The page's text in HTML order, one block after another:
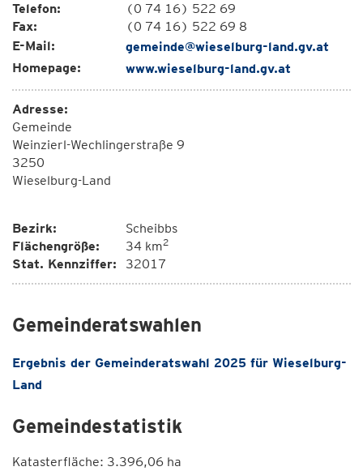
Telefon:
(0 74 16) 522 69
Fax:
(0 74 16) 522 69 8
E-Mail:
gemeinde@wieselburg-land.gv.at
Homepage:
www.wieselburg-land.gv.at
Adresse:
Gemeinde
Weinzierl-Wechlingerstraße 9
3250
Wieselburg-Land
Bezirk:
Scheibbs
Flächengröße:
34 km2
Stat. Kennziffer: 32017
Gemeinderatswahlen
Ergebnis der Gemeinderatswahl 2025 für Wieselburg-
Land
Gemeindestatistik
Katasterfläche: 3.396,06 ha